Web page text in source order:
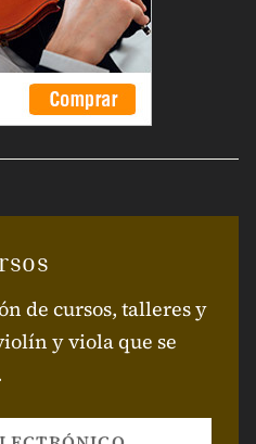
de cursos, talleres y
y viola que se